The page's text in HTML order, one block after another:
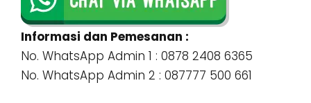
Informasi dan Pemesanan :
No. WhatsApp Admin 1 : 0878 2408 6365
No. WhatsApp Admin 2 : 087777 500 661